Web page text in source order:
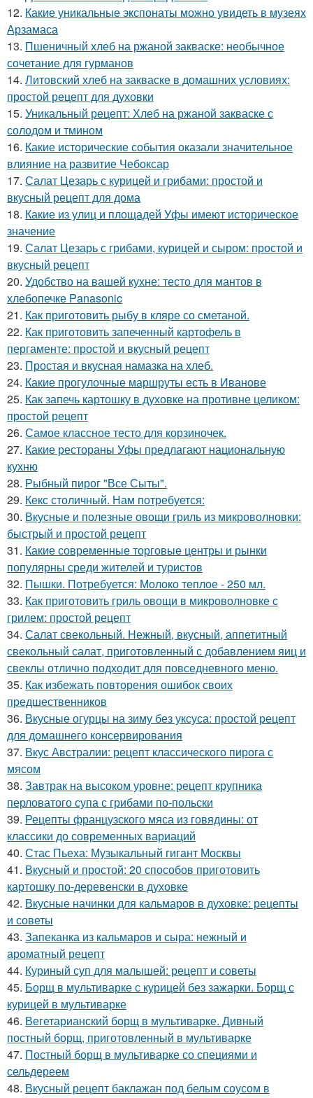
12. Какие уникальные экспонаты можно увидеть в музеях
Арзамаса
13. Пшеничный хлеб на ржаной закваске: необычное
сочетание для гурманов
14. Литовский хлеб на закваске в домашних условиях:
простой рецепт для духовки
15. Уникальный рецепт: Хлеб на ржаной закваске с
солодом и тмином
16. Какие исторические события оказали значительное
влияние на развитие Чебоксар
17. Салат Цезарь с курицей и грибами: простой и
вкусный рецепт для дома
18. Какие из улиц и площадей Уфы имеют историческое
значение
19. Салат Цезарь с грибами, курицей и сыром: простой и
вкусный рецепт
20. Удобство на вашей кухне: тесто для мантов в
хлебопечке Panasonic
21. Как приготовить рыбу в кляре со сметаной.
22. Как приготовить запеченный картофель в
пергаменте: простой и вкусный рецепт
23. Простая и вкусная намазка на хлеб.
24. Какие прогулочные маршруты есть в Иванове
25. Как запечь картошку в духовке на противне целиком:
простой рецепт
26. Самое классное тесто для корзиночек.
27. Какие рестораны Уфы предлагают национальную
кухню
28. Рыбный пирог "Все Сыты".
29. Кекс столичный. Нам потребуется:
30. Вкусные и полезные овощи гриль из микроволновки:
быстрый и простой рецепт
31. Какие современные торговые центры и рынки
популярны среди жителей и туристов
32. Пышки. Потребуется: Молоко теплое - 250 мл.
33. Как приготовить гриль овощи в микроволновке с
грилем: простой рецепт
34. Салат свекольный. Нежный, вкусный, аппетитный
свекольный салат, приготовленный с добавлением яиц и
свеклы отлично подходит для повседневного меню.
35. Как избежать повторения ошибок своих
предшественников
36. Вкусные огурцы на зиму без уксуса: простой рецепт
для домашнего консервирования
37. Вкус Австралии: рецепт классического пирога с
мясом
38. Завтрак на высоком уровне: рецепт крупника
перловатого супа с грибами по-польски
39. Рецепты французского мяса из говядины: от
классики до современных вариаций
40. Стас Пьеха: Музыкальный гигант Москвы
41. Вкусный и простой: 20 способов приготовить
картошку по-деревенски в духовке
42. Вкусные начинки для кальмаров в духовке: рецепты
и советы
43. Запеканка из кальмаров и сыра: нежный и
ароматный рецепт
44. Куриный суп для малышей: рецепт и советы
45. Борщ в мультиварке с курицей без зажарки. Борщ с
курицей в мультиварке
46. Вегетарианский борщ в мультиварке. Дивный
постный борщ, приготовленный в мультиварке
47. Постный борщ в мультиварке со специями и
сельдереем
48. Вкусный рецепт баклажан под белым соусом в